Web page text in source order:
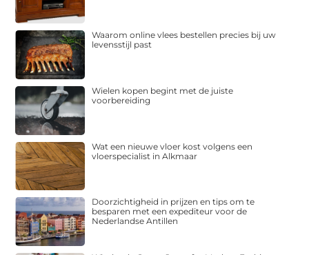
Waarom online vlees bestellen precies bij uw
levensstijl past
Wielen kopen begint met de juiste
voorbereiding
Wat een nieuwe vloer kost volgens een
vloerspecialist in Alkmaar
Doorzichtigheid in prijzen en tips om te
besparen met een expediteur voor de
Nederlandse Antillen